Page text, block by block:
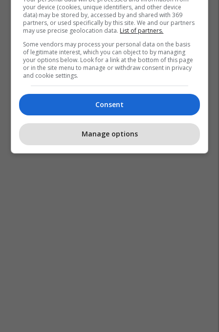
your device (cookies, unique identifiers, and other device
data) may be stored by, accessed by and shared with 369
partners, or used specifically by this site. We and our partners
may use precise geolocation data. List of partners.
Some vendors may process your personal data on the basis
of legitimate interest, which you can object to by managing
your options below. Look for a link at the bottom of this page
or in the site menu to manage or withdraw consent in privacy
and cookie settings.
Consent
Manage options